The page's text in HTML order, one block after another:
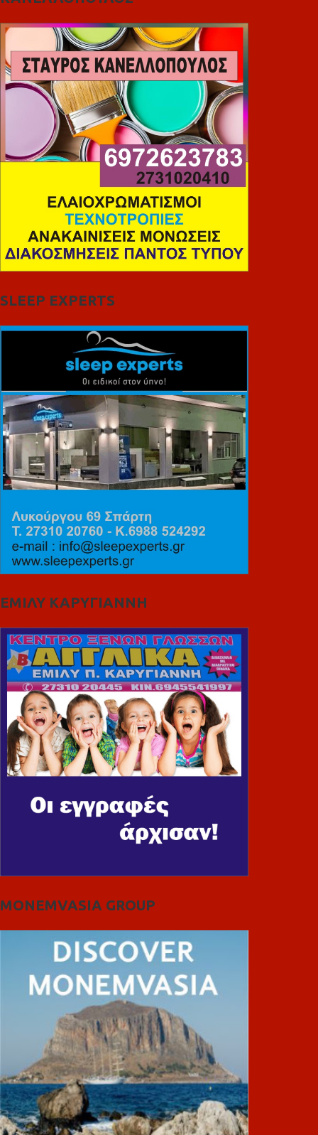
SLEEP EXPERTS
ΕΜΙΛΥ ΚΑΡΥΓΙΑΝΝΗ
MONEMVASIA GROUP